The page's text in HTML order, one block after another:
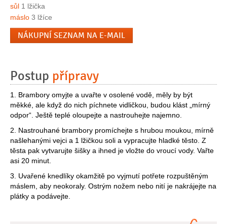
sůl 1 lžička
máslo 3 lžíce
NÁKUPNÍ SEZNAM NA E-MAIL
Postup přípravy
1. Brambory omyjte a uvařte v osolené vodě, měly by být
měkké, ale když do nich píchnete vidličkou, budou klást „mírný
odpor“. Ještě teplé oloupejte a nastrouhejte najemno.
2. Nastrouhané brambory promíchejte s hrubou moukou, mírně
našlehanými vejci a 1 lžičkou soli a vypracujte hladké těsto. Z
těsta pak vytvarujte šišky a ihned je vložte do vroucí vody. Vařte
asi 20 minut.
3. Uvařené knedlíky okamžitě po vyjmutí potřete rozpuštěným
máslem, aby neokoraly. Ostrým nožem nebo nití je nakrájejte na
plátky a podávejte.